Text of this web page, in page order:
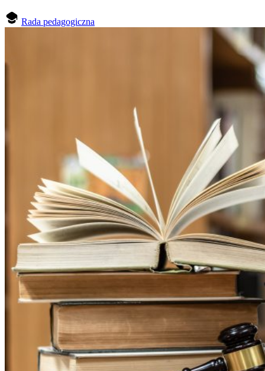
Rada pedagogiczna